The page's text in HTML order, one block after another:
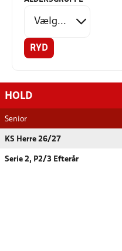
RYD
HOLD
Senior
KS Herre 26/27
Serie 2, P2/3 Efterår